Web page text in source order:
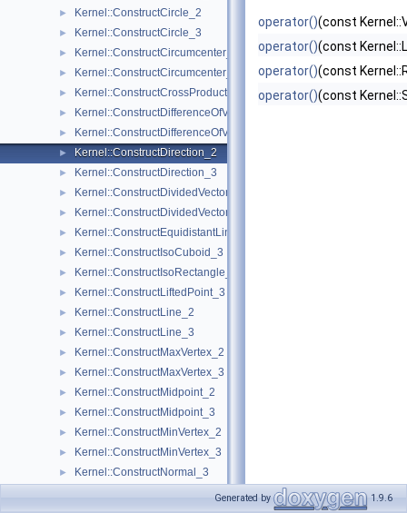
► Kernel::ConstructCircle_2
► Kernel::ConstructCircle_3
► Kernel::ConstructCircumcenter_2
► Kernel::ConstructCircumcenter_3
► Kernel::ConstructCrossProductVector_3
► Kernel::ConstructDifferenceOfVectors_2
► Kernel::ConstructDifferenceOfVectors_3
► Kernel::ConstructDirection_2
► Kernel::ConstructDirection_3
► Kernel::ConstructDividedVector_2
► Kernel::ConstructDividedVector_3
► Kernel::ConstructEquidistantLine_3
► Kernel::ConstructIsoCuboid_3
► Kernel::ConstructIsoRectangle_2
► Kernel::ConstructLiftedPoint_3
► Kernel::ConstructLine_2
► Kernel::ConstructLine_3
► Kernel::ConstructMaxVertex_2
► Kernel::ConstructMaxVertex_3
► Kernel::ConstructMidpoint_2
► Kernel::ConstructMidpoint_3
► Kernel::ConstructMinVertex_2
► Kernel::ConstructMinVertex_3
► Kernel::ConstructNormal_3
operator()(const
operator()(const
operator()(const
operator()(const
Generated by 1.9.6